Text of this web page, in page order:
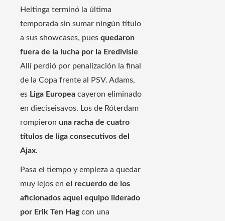
Heitinga terminó la última
temporada sin sumar ningún título
a sus showcases, pues quedaron
fuera de la lucha por la Eredivisie
Allí perdió por penalización la final
de la Copa frente al PSV. Adams,
es Liga Europea cayeron eliminado
en dieciseisavos. Los de Róterdam
rompieron una racha de cuatro
títulos de liga consecutivos del
Ajax.
Pasa el tiempo y empieza a quedar
muy lejos en el recuerdo de los
aficionados aquel equipo liderado
por Erik Ten Hagcon una